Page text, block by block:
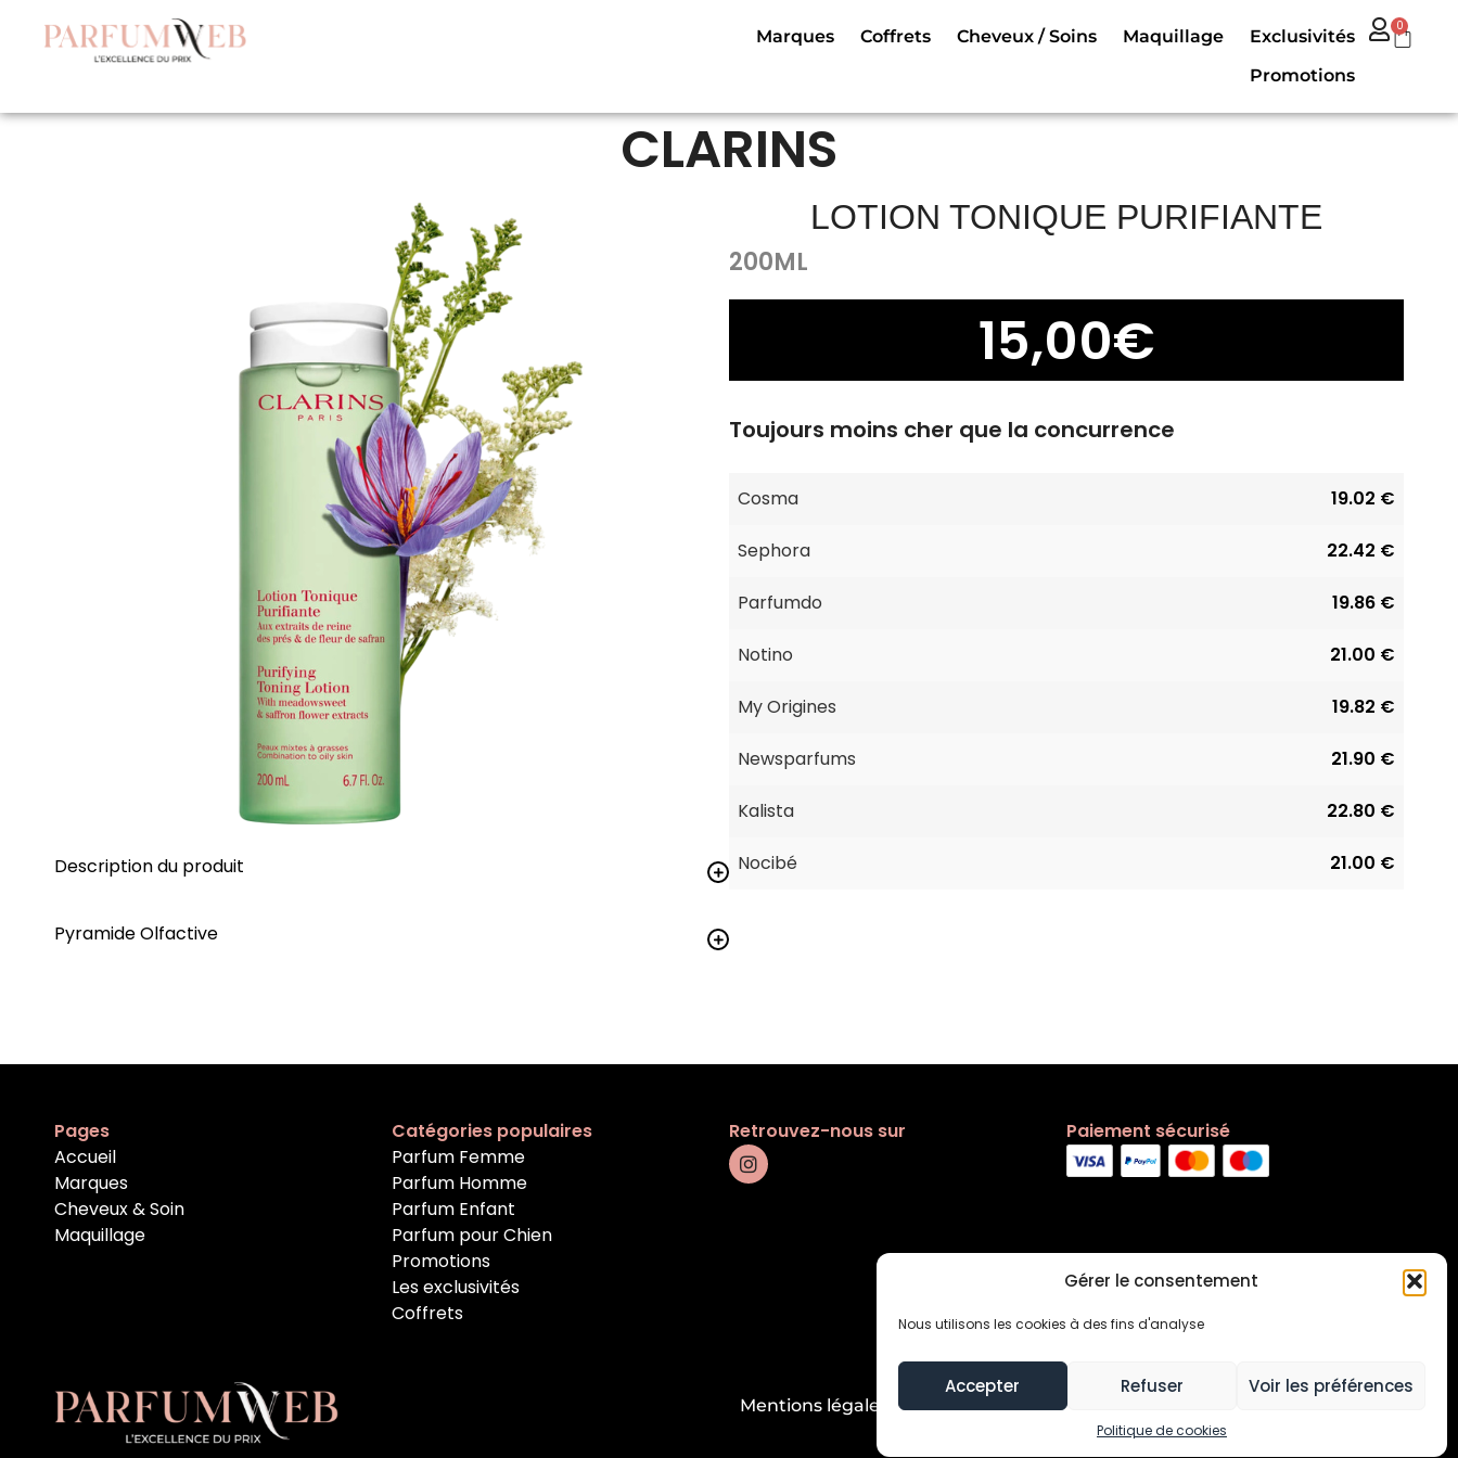
Gérer le consentement
Nous utilisons les cookies à des fins d'analyse
Accepter Refuser Voir les préférences
Politique de cookies
Marques Coffrets Cheveux / Soins Maquillage
Exclusivités
Promotions
0
CLARINS
Description du produit
Pyramide Olfactive
LOTION TONIQUE PURIFIANTE
200ML
15,00€
Toujours moins cher que la concurrence
Cosma 19.02 €
Sephora 22.42 €
Parfumdo 19.86 €
Notino 21.00 €
My Origines 19.82 €
Newsparfums 21.90 €
Kalista 22.80 €
Nocibé 21.00 €
Pages
Accueil
Marques
Cheveux & Soin
Maquillage
Catégories populaires
Parfum Femme
Parfum Homme
Parfum Enfant
Parfum pour Chien
Promotions
Les exclusivités
Coffrets
Retrouvez-nous sur Paiement sécurisé
Mentions légales Conditions générales